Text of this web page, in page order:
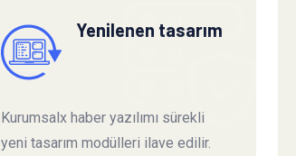
Yenilenen tasarım
Kurumsalx haber yazılımı sürekli
yeni tasarım modülleri ilave edilir.